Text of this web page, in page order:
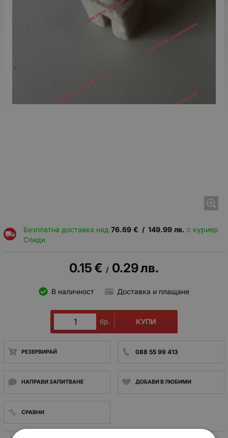
Безплатна доставка над 76.69 € / 149.99 лв. с куриер
Спиди
0.15€ / 0.29лв.
В наличност Доставка и плащане
бр. КУПИ
РЕЗЕРВИРАЙ 088 55 99 413
НАПРАВИ ЗАПИТВАНЕ ДОБАВИ В ЛЮБИМИ
СРАВНИ